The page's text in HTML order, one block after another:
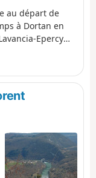
au départ de
à Dortan en
Epercy
en direction du
Moirans-en-
au rendez-